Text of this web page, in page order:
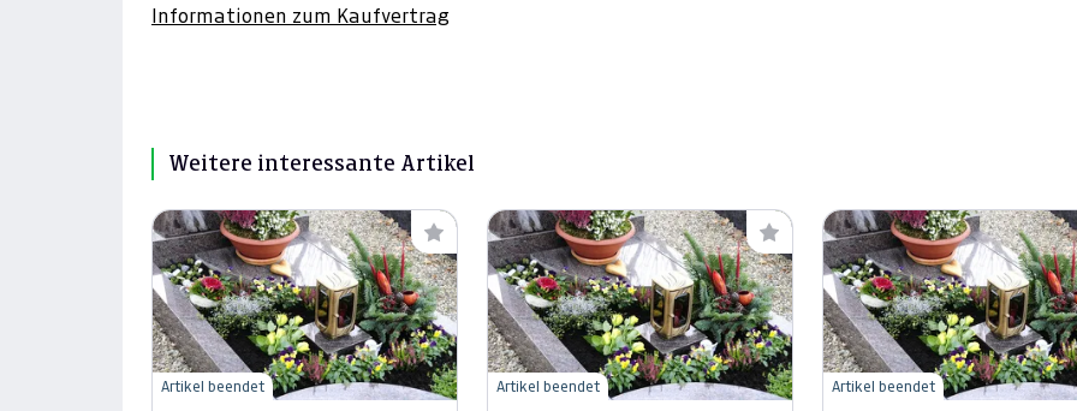
Informationen zum Kaufvertrag
Weitere interessante Artikel
Artikel beendet Artikel beendet Artikel beendet